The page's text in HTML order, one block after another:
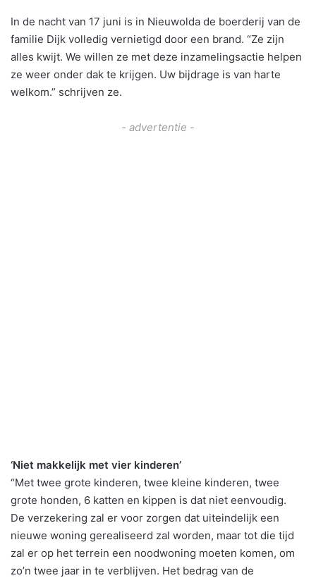
In de nacht van 17 juni is in Nieuwolda de boerderij van de
familie Dijk volledig vernietigd door een brand. “Ze zijn
alles kwijt. We willen ze met deze inzamelingsactie helpen
ze weer onder dak te krijgen. Uw bijdrage is van harte
welkom.” schrijven ze.
- advertentie -
‘Niet makkelijk met vier kinderen’
“Met twee grote kinderen, twee kleine kinderen, twee
grote honden, 6 katten en kippen is dat niet eenvoudig.
De verzekering zal er voor zorgen dat uiteindelijk een
nieuwe woning gerealiseerd zal worden, maar tot die tijd
zal er op het terrein een noodwoning moeten komen, om
zo’n twee jaar in te verblijven. Het bedrag van de